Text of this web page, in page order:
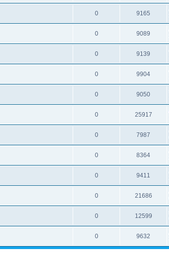
0 9165
0 9089
0 9139
0 9904
0 9050
0 25917
0 7987
0 8364
0 9411
0 21686
0 12599
0 9632